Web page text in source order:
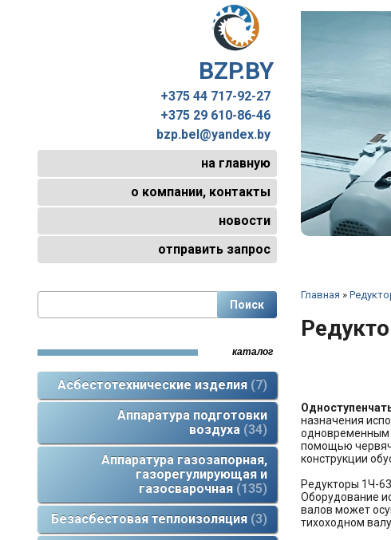
BZP.BY
+375 44 717-92-27
+375 29 610-86-46
bzp.bel@yandex.by
на главную
о компании, контакты
новости
отправить запрос
каталог
Асбестотехнические изделия 7
Аппаратура подготовки
воздуха 34
Аппаратура газозапорная,
газорегулирующая и
газосварочная 135
Безасбестовая теплоизоляция 3
Главная »
назначения
одновременным
помощью
конструкции
Редукторы 1Ч-
Оборудование
валов может
тихоходном